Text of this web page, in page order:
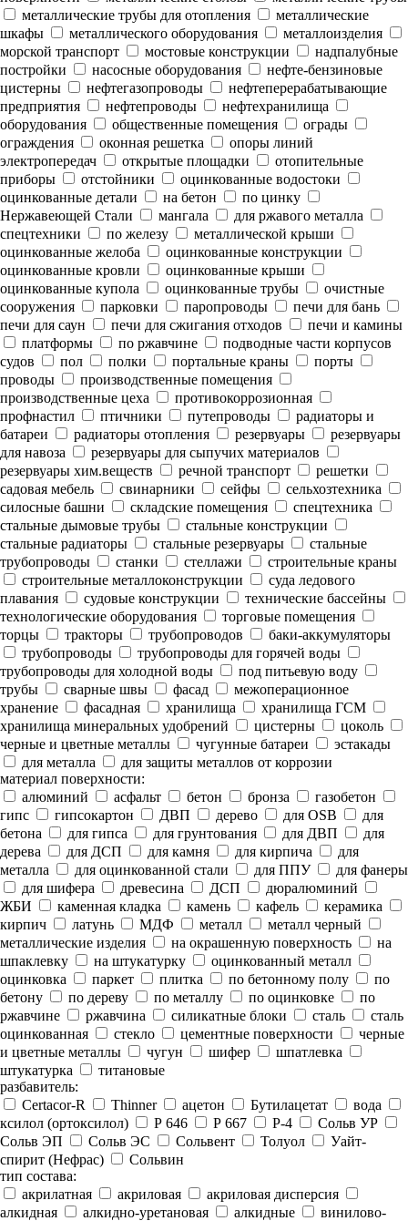
металлические трубы для отопления
металлические
шкафы
металлического оборудования
металлоизделия
морской транспорт
мостовые конструкции
надпалубные
постройки
насосные оборудования
нефте-бензиновые
цистерны
нефтегазопроводы
нефтеперерабатывающие
предприятия
нефтепроводы
нефтехранилища
оборудования
общественные помещения
ограды
ограждения
оконная решетка
опоры линий
электропередач
открытые площадки
отопительные
приборы
отстойники
оцинкованные водостоки
оцинкованные детали
на бетон
по цинку
Нержавеющей Стали
мангала
для ржавого металла
спецтехники
по железу
металлической крыши
оцинкованные желоба
оцинкованные конструкции
оцинкованные кровли
оцинкованные крыши
оцинкованные купола
оцинкованные трубы
очистные
сооружения
парковки паропроводы
печи для бань
печи для саун
печи для сжигания отходов
печи и камины
платформы
по ржавчине
подводные части корпусов
судов
пол полки портальные краны
порты
проводы
производственные помещения
производственные цеха
противокоррозионная
профнастил
птичники путепроводы
радиаторы и
батареи
радиаторы отопления резервуары
резервуары
для навоза
резервуары для сыпучих материалов
резервуары хим.веществ
речной транспорт
решетки
садовая мебель
свинарники сейфы
сельхозтехника
силосные башни
складские помещения
спецтехника
стальные дымовые трубы
стальные конструкции
стальные радиаторы
стальные резервуары
стальные
трубопроводы
станки стеллажи
строительные краны
строительные металлоконструкции
суда ледового
плавания
судовые конструкции
технические бассейны
технологические оборудования
торговые помещения
торцы
тракторы трубопроводов
баки-аккумуляторы
трубопроводы
трубопроводы для горячей воды
трубопроводы для холодной воды
под питьевую воду
трубы
сварные швы фасад
межоперационное
хранение
фасадная хранилища
хранилища ГСМ
хранилища минеральных удобрений
цистерны
цоколь
черные и цветные металлы
чугунные батареи
эстакады
для металла
для защиты металлов от коррозии
материал поверхности:
алюминий
асфальт бетон бронза
газобетон
гипс
гипсокартон ДВП дерево для OSB
для
бетона
для гипса для грунтования для ДВП
для
дерева
для ДСП для камня для кирпича
для
металла
для оцинкованной стали для ППУ
для фанеры
для шифера
древесина ДСП
дюралюминий
ЖБИ
каменная кладка камень кафель
керамика
кирпич
латунь МДФ металл
металл черный
металлические изделия
на окрашенную поверхность
на
шпаклевку
на штукатурку
оцинкованный металл
оцинковка
паркет плитка по бетонному полу
по
бетону
по дереву по металлу по оцинковке
по
ржавчине
ржавчина силикатные блоки сталь
сталь
оцинкованная
стекло цементные поверхности
черные
и цветные металлы
чугун шифер
шпатлевка
штукатурка
титановые
разбавитель:
Certacor-R
Thinner ацетон Бутилацетат
вода
ксилол (ортоксилол)
Р 646 Р 667 Р-4
Сольв УР
Сольв ЭП
Сольв ЭС Сольвент Толуол
Уайт-
спирит (Нефрас)
Сольвин
тип состава:
акрилатная
акриловая
акриловая дисперсия
алкидная
алкидно-уретановая алкидные
винилово-